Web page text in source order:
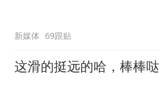
新媒体 69跟贴
这滑的挺远的哈，棒棒哒